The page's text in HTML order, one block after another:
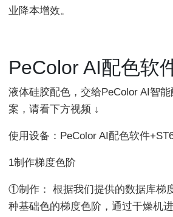
业降本增效。
PeColor AI配色软
液体硅胶配色，交给PeColor AI智
案，请看下方视频 ↓
使用设备：PeColor AI配色软件
1制作梯度色阶
①制作： 根据我们提供的数据库梯
种基础色的梯度色阶，通过干燥机